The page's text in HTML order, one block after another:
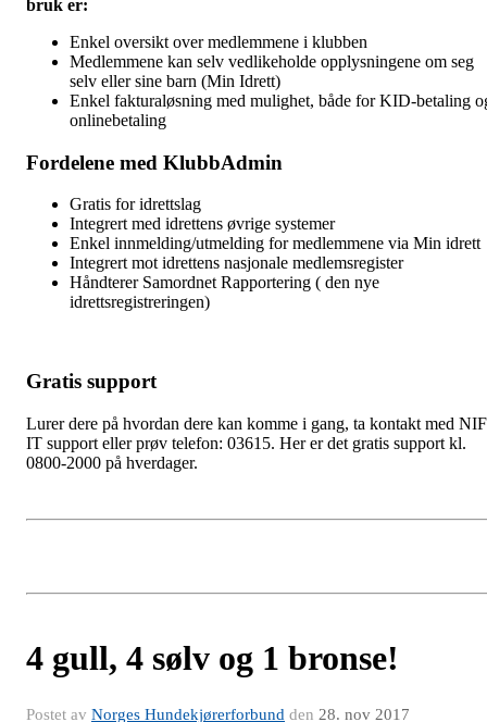
bruk er:
Enkel oversikt over medlemmene i klubben
Medlemmene kan selv vedlikeholde opplysningene om seg
selv eller sine barn (Min Idrett)
Enkel fakturaløsning med mulighet, både for KID-betaling
onlinebetaling
Fordelene med KlubbAdmin
Gratis for idrettslag
Integrert med idrettens øvrige systemer
Enkel innmelding/utmelding for medlemmene via Min idrett
Integrert mot idrettens nasjonale medlemsregister
Håndterer Samordnet Rapportering ( den nye
idrettsregistreringen)
Gratis support
Lurer dere på hvordan dere kan komme i gang, ta kontakt med NIF
IT support eller prøv telefon: 03615. Her er det gratis support kl.
0800-2000 på hverdager.
4 gull, 4 sølv og 1 bronse!
Postet av Norges Hundekjørerforbund den 28. nov 2017